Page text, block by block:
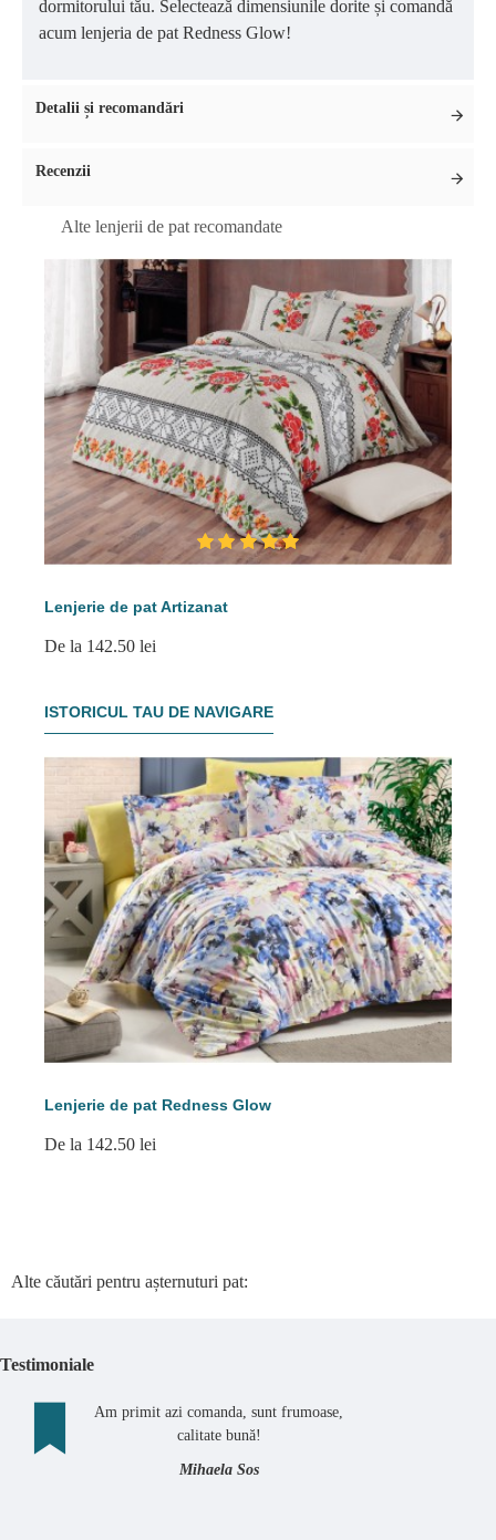
dormitorului tău. Selectează dimensiunile dorite și comandă
acum lenjeria de pat Redness Glow!
Detalii și recomandări
Recenzii
Alte lenjerii de pat recomandate
Lenjerie de pat Artizanat
De la 142.50 lei
ISTORICUL TAU DE NAVIGARE
Lenjerie de pat Redness Glow
De la 142.50 lei
Alte căutări pentru așternuturi pat:
Testimoniale
Am primit azi comanda, sunt frumoase,
calitate bună!
Mihaela Sos